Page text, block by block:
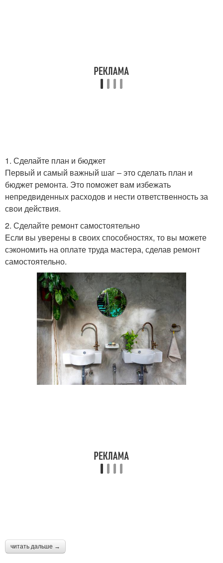
1. Сделайте план и бюджет
Первый и самый важный шаг – это сделать план и
бюджет ремонта. Это поможет вам избежать
непредвиденных расходов и нести ответственность за
свои действия.
2. Сделайте ремонт самостоятельно
Если вы уверены в своих способностях, то вы можете
сэкономить на оплате труда мастера, сделав ремонт
самостоятельно.
читать дальше →